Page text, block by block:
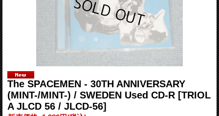
The SPACEMEN - 30TH ANNIVERSARY
(MINT-/MINT-) / SWEDEN Used CD-R [TRIOL
A JLCD 56 / JLCD-56]